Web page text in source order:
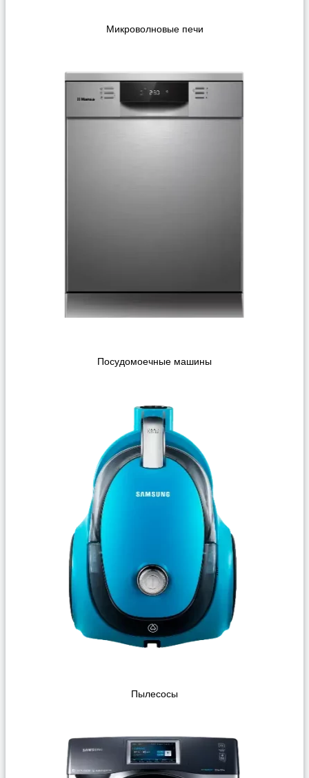
Микроволновые печи
Посудомоечные машины
Пылесосы